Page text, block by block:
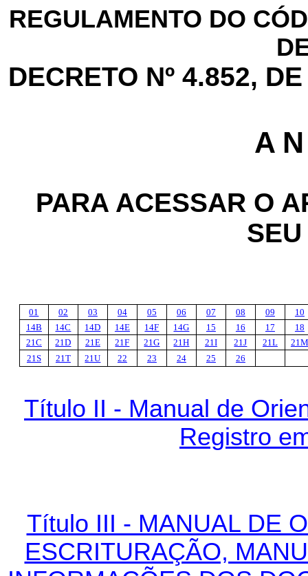
REGULAMENTO DO
DECRETO Nº 4.852,
A
PARA ACESSAR O
01 02 03 04 05 06 07 08 09
10
14B
14C 14D 14E 14F 14G 15 16 17
18
21C
21D 21E 21F 21G 21H 21I 21J 21L
21M
21S
21T 21U 22 23 24 25 26
Título II - Manual de
Registro
Título III - MANUAL DE
ESCRITURAÇÃO,